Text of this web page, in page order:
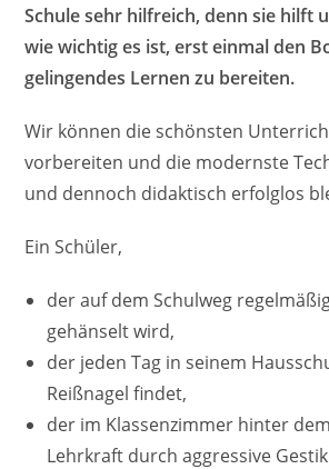
Schule sehr hilfreich, denn sie hilft
wie wichtig es ist, erst einmal den
gelingendes Lernen zu bereiten.
Wir können die schönsten
vorbereiten und die modernste
und dennoch didaktisch erfolglos
Ein Schüler,
der auf dem Schulweg
gehänselt wird,
der jeden Tag in seinem
Reißnagel findet,
der im Klassenzimmer hinter
Lehrkraft durch aggressive